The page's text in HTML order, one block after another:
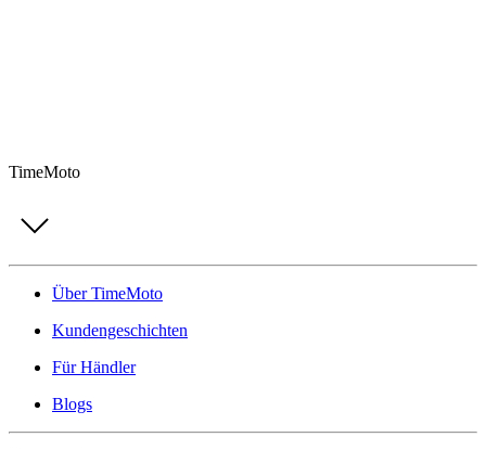
TimeMoto
Über TimeMoto
Kundengeschichten
Für Händler
Blogs